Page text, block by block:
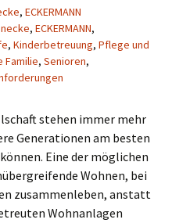
, ECKERMANN
, ECKERMANN,
, Kinderbetreuung, Pflege und
Familie, Senioren,
stehen immer mehr
Generationen am besten
Eine der möglichen
Wohnen, bei
zusammenleben, anstatt
Wohnanlagen